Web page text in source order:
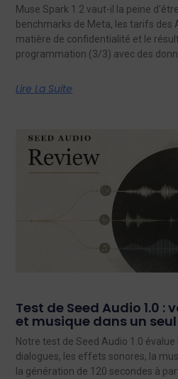
Muse Spark 1.2 vaut-il la peine
benchmarks de Meta, les tarifs des
matière de confidentialité et le
programmation (3/3) avec des
Lire La Suite
Test de Seed Audio 1.0 :
et musique dans un
Notre test de Seed Audio 1.0
dialogues, les effets sonores, la
la génération de 120 secondes à